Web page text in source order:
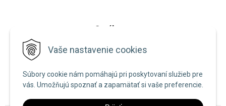
Vaše nastavenie cookies
Súbory cookie nám pomáhajú pri poskytovaní služieb pre
vás. Umožňujú spoznať a zapamätať si vaše preferencie.
O nákupe
Zásady používania cookies